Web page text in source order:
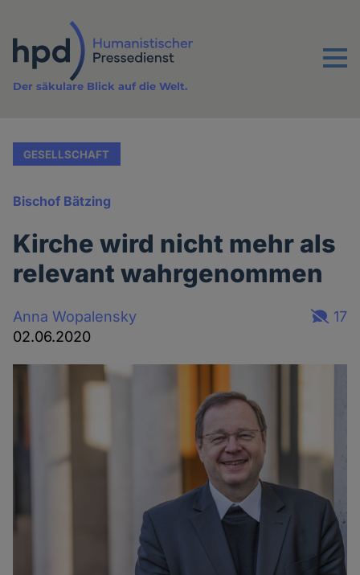
Inhalt
Menu
Der säkulare Blick auf die Welt.
GESELLSCHAFT
Bischof Bätzing
Kirche wird nicht mehr als
relevant wahrgenommen
Anna Wopalensky
02.06.2020
17